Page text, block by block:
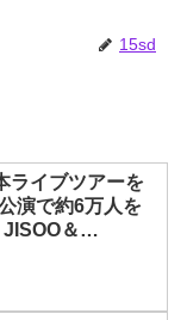
15sd
ライブツアーを
演で約6万人を
＆